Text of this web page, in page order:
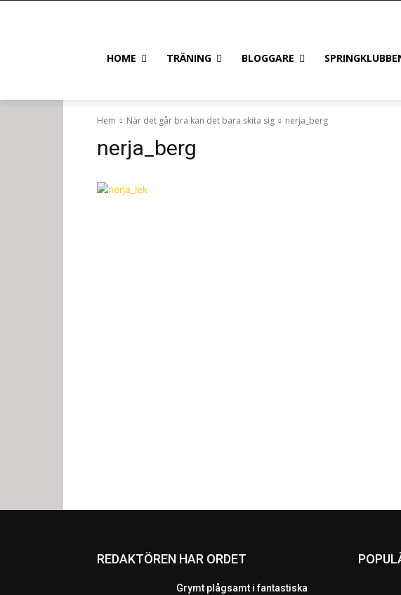
HOME TRÄNING BLOGGARE
Hem När det går bra kan det bara skita sig nerja_berg
nerja_berg
REDAKTÖREN HAR ORDET
Grymt plågsamt i fantastiska